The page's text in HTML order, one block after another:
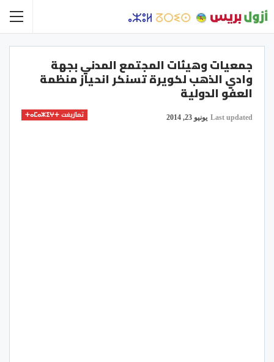
جمعيات وهيئات المجتمع المدني بجهة
وادي الذهب لكويرة تسنكر انحياز منظمة
العفو الدولية
تمازيغت ⵜⴰⵎⴰⵣⵉⵖⵜ Last updated يونيو 23, 2014